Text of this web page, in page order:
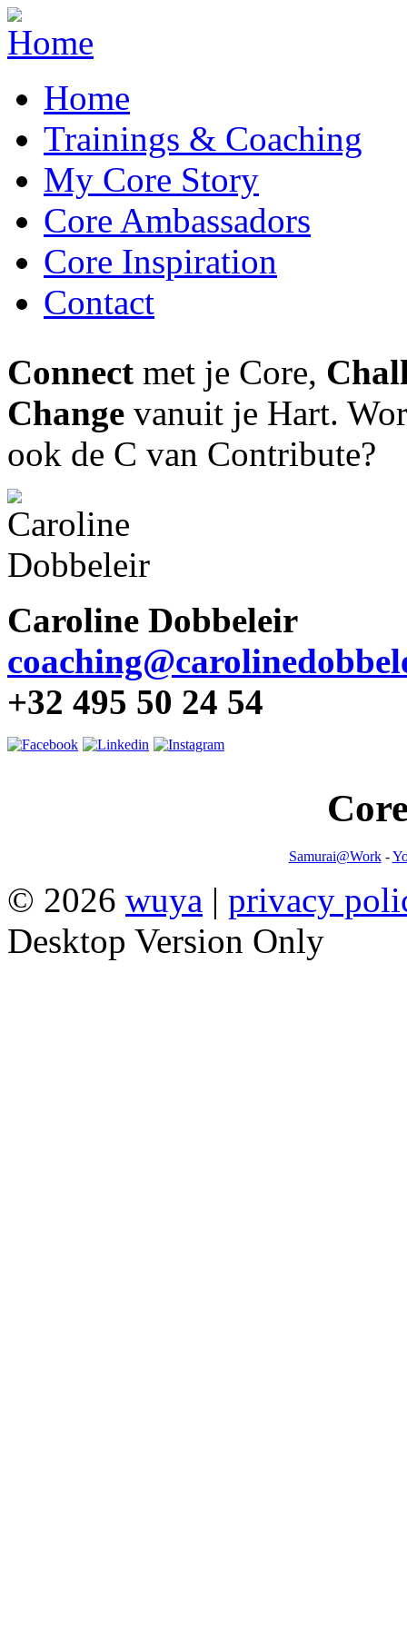
Skip to navigation
Overslaan en naar de inhoud gaan
Home
Trainings & Coaching
My Core Story
Core Ambassadors
Core Inspiration
Contact
Connect met je Core,
Change vanuit je Hart.
ook de C van Contribute?
Caroline Dobbeleir
+32 495 50 24 54
Samurai@Work-
© 2026 wuya | privacy
Desktop Version Only